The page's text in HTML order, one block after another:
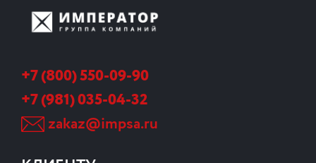
+7 (800) 550-09-90
+7 (981) 035-04-32
zakaz@impsa.ru